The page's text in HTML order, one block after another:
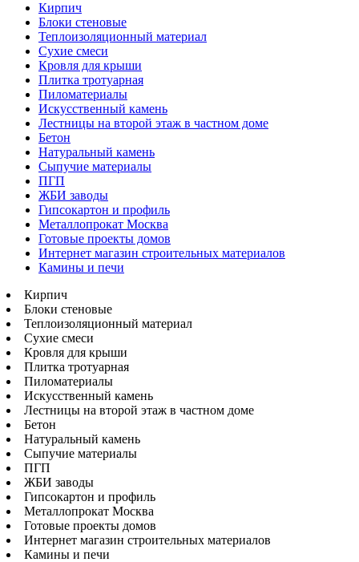
Кирпич
Блоки стеновые
Теплоизоляционный материал
Сухие смеси
Кровля для крыши
Плитка тротуарная
Пиломатериалы
Искусственный камень
Лестницы на второй этаж в частном доме
Бетон
Натуральный камень
Сыпучие материалы
ПГП
ЖБИ заводы
Гипсокартон и профиль
Металлопрокат Москва
Готовые проекты домов
Интернет магазин строительных материалов
Камины и печи
Кирпич
Блоки стеновые
Теплоизоляционный материал
Сухие смеси
Кровля для крыши
Плитка тротуарная
Пиломатериалы
Искусственный камень
Лестницы на второй этаж в частном доме
Бетон
Натуральный камень
Сыпучие материалы
ПГП
ЖБИ заводы
Гипсокартон и профиль
Металлопрокат Москва
Готовые проекты домов
Интернет магазин строительных материалов
Камины и печи